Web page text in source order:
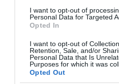
I want to opt-out of
Personal Data for Targeted
Opted In
I want to opt-out of
Retention, Sale, and/or
Personal Data that Is
Purposes for which it was
Opted Out
Nem hozott egyelőre fordulatot az
albérletpiacon: szeptember első két
zenga.hu…